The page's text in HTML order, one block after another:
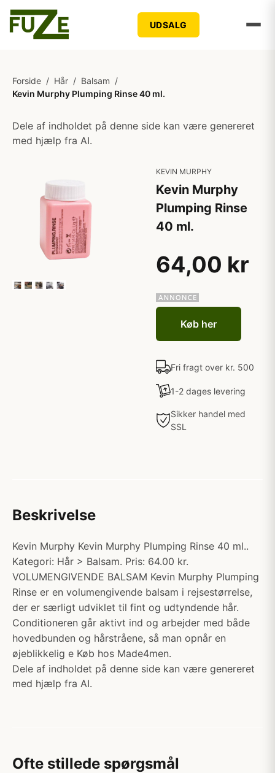
UDSALG
Forside / Hår / Balsam /
Kevin Murphy Plumping Rinse 40 ml.
Dele af indholdet på denne side kan være genereret
med hjælp fra AI.
KEVIN MURPHY
Kevin Murphy
Plumping Rinse
40 ml.
64,00 kr
Køb her
Fri fragt over kr. 500
1-2 dages levering
Sikker handel med
SSL
Beskrivelse
Kevin Murphy Kevin Murphy Plumping Rinse 40 ml..
Kategori: Hår > Balsam. Pris: 64.00 kr.
VOLUMENGIVENDE BALSAM Kevin Murphy Plumping
Rinse er en volumengivende balsam i rejsestørrelse,
der er særligt udviklet til fint og udtyndende hår.
Conditioneren går aktivt ind og arbejder med både
hovedbunden og hårstråene, så man opnår en
øjeblikkelig e Køb hos Made4men.
Dele af indholdet på denne side kan være genereret
med hjælp fra AI.
Ofte stillede spørgsmål